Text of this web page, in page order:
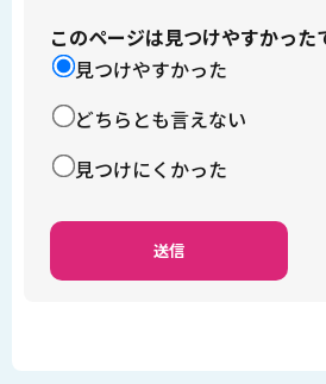
このページは見つけやすかった
見つけやすかった
どちらとも言えない
見つけにくかった